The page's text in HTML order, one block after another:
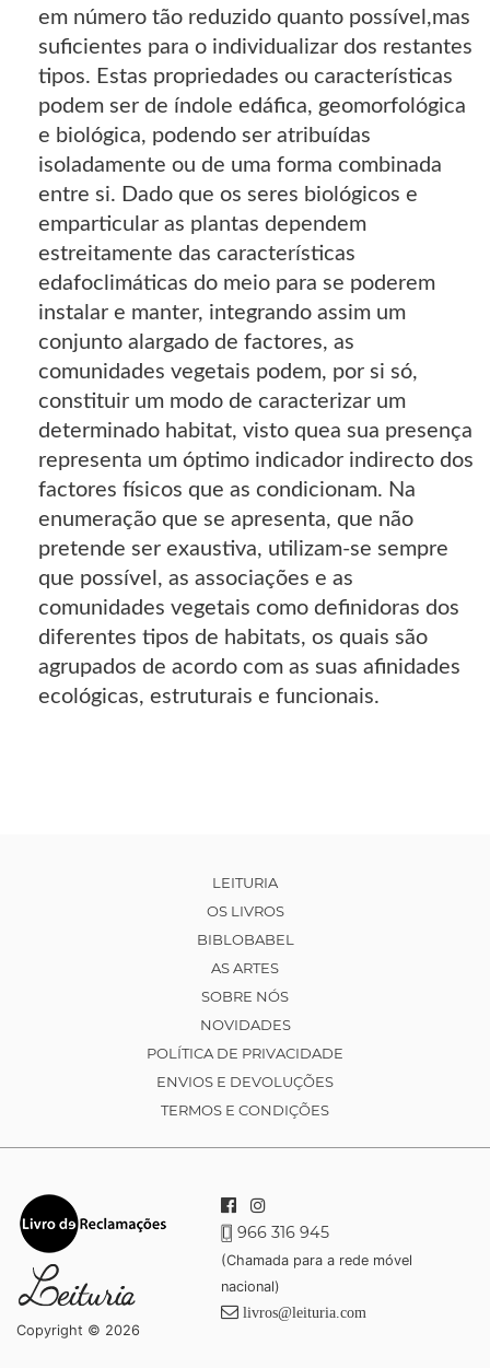
em número tão reduzido quanto possível,mas
suficientes para o individualizar dos restantes
tipos. Estas propriedades ou características
podem ser de índole edáfica, geomorfológica
e biológica, podendo ser atribuídas
isoladamente ou de uma forma combinada
entre si. Dado que os seres biológicos e
emparticular as plantas dependem
estreitamente das características
edafoclimáticas do meio para se poderem
instalar e manter, integrando assim um
conjunto alargado de factores, as
comunidades vegetais podem, por si só,
constituir um modo de caracterizar um
determinado habitat, visto quea sua presença
representa um óptimo indicador indirecto dos
factores físicos que as condicionam. Na
enumeração que se apresenta, que não
pretende ser exaustiva, utilizam-se sempre
que possível, as associações e as
comunidades vegetais como definidoras dos
diferentes tipos de habitats, os quais são
agrupados de acordo com as suas afinidades
ecológicas, estruturais e funcionais.
LEITURIA
OS LIVROS
BIBLOBABEL
AS ARTES
SOBRE NÓS
NOVIDADES
POLÍTICA DE PRIVACIDADE
ENVIOS E DEVOLUÇÕES
TERMOS E CONDIÇÕES
Copyright © 2026
966 316 945
(Chamada para a rede móvel
nacional)
livros@leituria.com